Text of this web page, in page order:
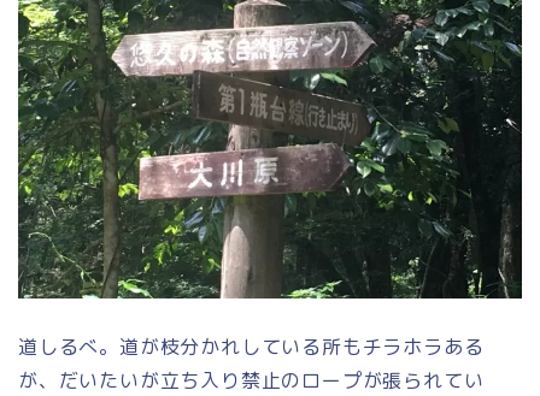
道しるべ。道が枝分かれしている所もチラホラある
が、だいたいが立ち入り禁止のロープが張られてい